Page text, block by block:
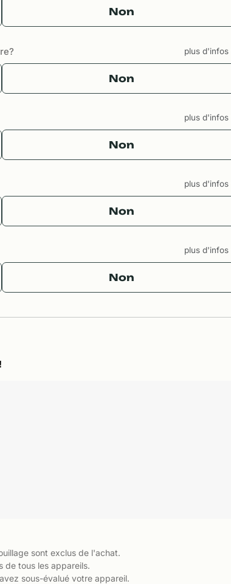
Non
plus d'infos
Non
plus d'infos
Non
plus d'infos
Non
plus d'infos
Non
sont exclus de l'achat.
de tous les appareils.
sous-évalué votre appareil.